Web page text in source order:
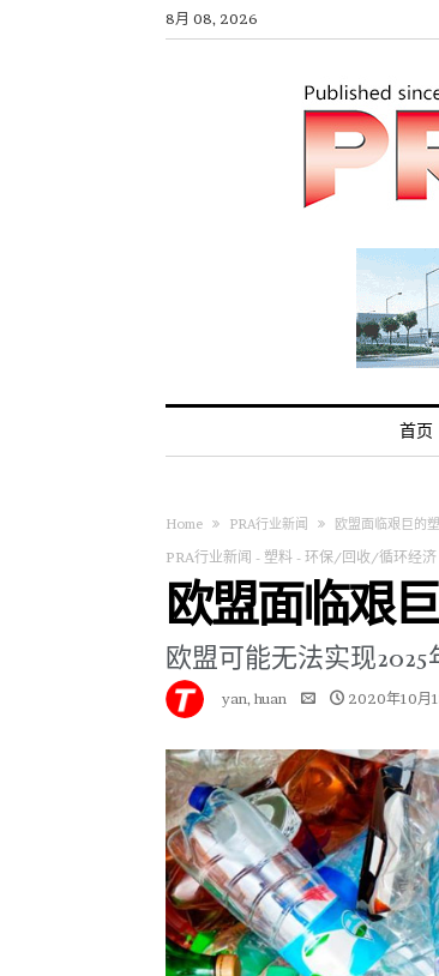
8月 08, 2026
首页
Home PRA行业新闻 欧盟面临艰巨的
PRA行业新闻 - 塑料 - 环保/回收/循环经济
欧盟面临艰
欧盟可能无法实现
yan, huan 2020年10月